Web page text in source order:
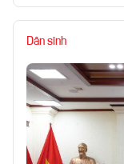
Dân sinh